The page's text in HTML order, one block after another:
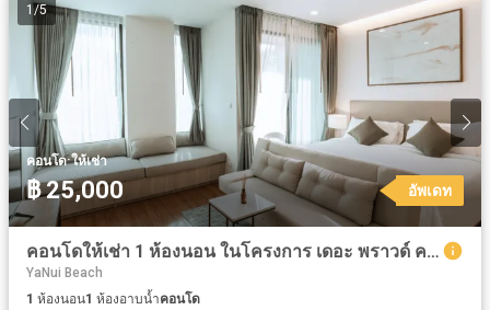
1 /5
คอนโด·ให้เช่า
฿ 25,000 อัพเดท
คอนโดให้เช่า 1 ห้องนอน ในโครงการ เดอะ พราวด์ คอนโดมิเนียม
YaNui Beach
1 ห้องนอน1 ห้องอาบน้ำคอนโด